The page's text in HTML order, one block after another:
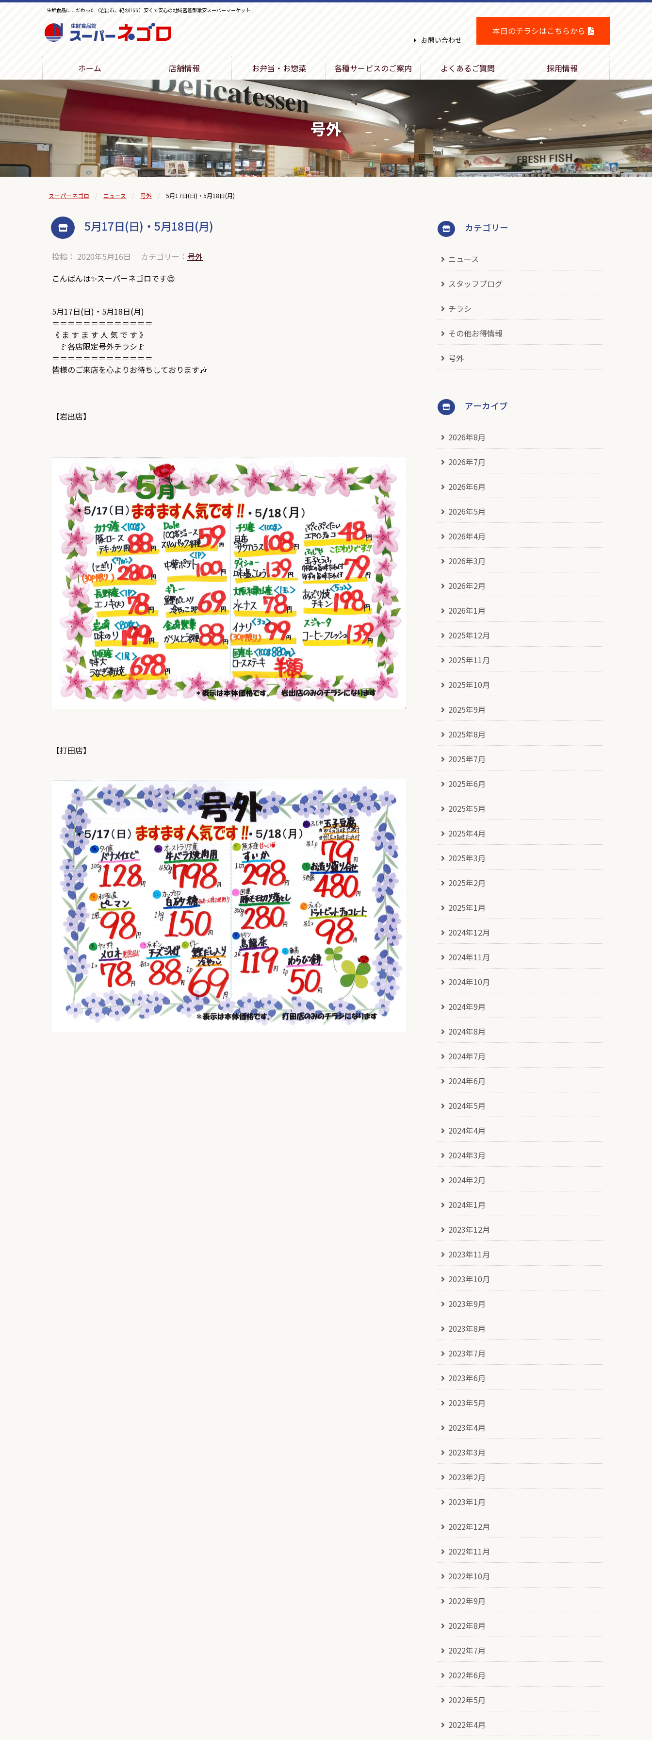
生鮮食品にこだわった（岩出市、紀の川市）安くて安心の地域密着型激安スーパーマーケット
本日のチラシはこちらから
お問い合わせ
ホーム 店舗情報 お弁当・お惣菜 各種サービスのご案内 よくあるご質問 採用情報
号外
スーパーネゴロ ニュース 号外 5月17日(日)・5月18日(月)
5月17日(日)・5月18日(月)
投稿： 2020年5月16日 カテゴリー： 号外
こんばんは✨スーパーネゴロです😌
5月17日(日)・5月18日(月)
＝＝＝＝＝＝＝＝＝＝＝＝＝
《 ま す ま す 人 気 で す 》
🚩各店限定号外チラシ🚩
＝＝＝＝＝＝＝＝＝＝＝＝＝
皆様のご来店を心よりお待ちしております🎶
【岩出店】
【打田店】
カテゴリー
ニュース
スタッフブログ
チラシ
その他お得情報
号外
アーカイブ
2026年8月
2026年7月
2026年6月
2026年5月
2026年4月
2026年3月
2026年2月
2026年1月
2025年12月
2025年11月
2025年10月
2025年9月
2025年8月
2025年7月
2025年6月
2025年5月
2025年4月
2025年3月
2025年2月
2025年1月
2024年12月
2024年11月
2024年10月
2024年9月
2024年8月
2024年7月
2024年6月
2024年5月
2024年4月
2024年3月
2024年2月
2024年1月
2023年12月
2023年11月
2023年10月
2023年9月
2023年8月
2023年7月
2023年6月
2023年5月
2023年4月
2023年3月
2023年2月
2023年1月
2022年12月
2022年11月
2022年10月
2022年9月
2022年8月
2022年7月
2022年6月
2022年5月
2022年4月